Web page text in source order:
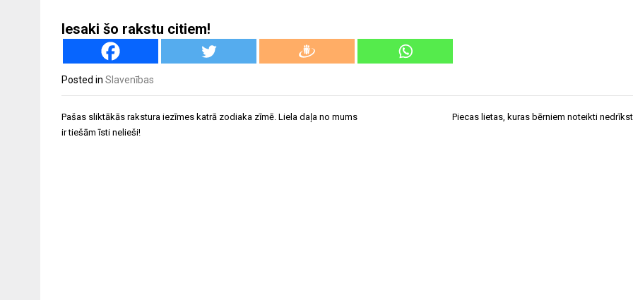
Iesaki šo rakstu citiem!
Posted in Slavenības
Ziņu
izvēlne
Pašas sliktākās rakstura iezīmes katrā zodiaka zīmē. Liela daļa no mums
ir tiešām īsti nelieši!
Piecas lietas, kuras bērniem noteikti